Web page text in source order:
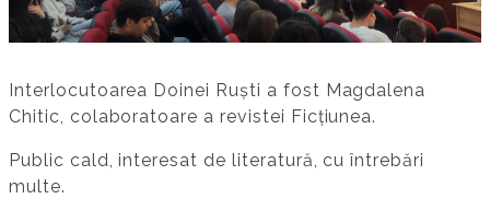
Interlocutoarea Doinei Ruști a fost Magdalena
Chitic, colaboratoare a revistei Ficțiunea.
Public cald, interesat de literatură, cu întrebări
multe.